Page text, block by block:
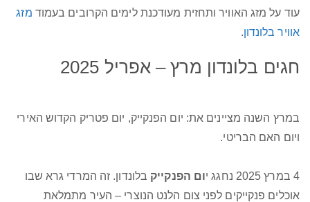
עוד על מזג האוויר ותחזית מעודכנת לימים הקרובים בעמוד מזג
אוויר בלונדון.
חגים בלונדון מרץ – אפריל 2025
במרץ השנה מציינים את: יום הפנקייק, יום פטריק הקדוש האירי
ויום האם הבריטי.
4 במרץ 2025 נחגג י ום הפנקייק בלונדון. זה המרדי גרא שבו
אוכלים פנקייקים לפני צום הלנט הנוצרי – העיר מתמלאת